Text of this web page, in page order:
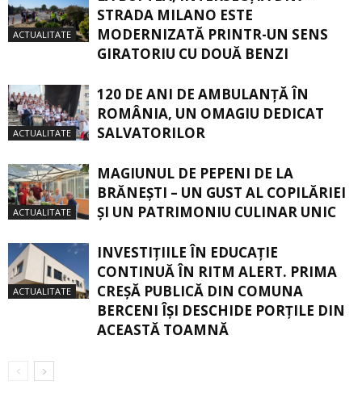
ACTUALITATE
STRADA MILANO ESTE
MODERNIZATĂ PRINTR-UN SENS
GIRATORIU CU DOUĂ BENZI
ACTUALITATE
120 DE ANI DE AMBULANȚĂ ÎN
ROMÂNIA, UN OMAGIU DEDICAT
SALVATORILOR
ACTUALITATE
MAGIUNUL DE PEPENI DE LA
BRĂNEŞTI – UN GUST AL COPILĂRIEI
ŞI UN PATRIMONIU CULINAR UNIC
ACTUALITATE
INVESTIȚIILE ÎN EDUCAȚIE
CONTINUĂ ÎN RITM ALERT. PRIMA
CREŞĂ PUBLICĂ DIN COMUNA
BERCENI ÎŞI DESCHIDE PORŢILE DIN
ACEASTĂ TOAMNĂ